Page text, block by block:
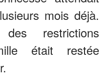
mois déjà.
restrictions
était restée